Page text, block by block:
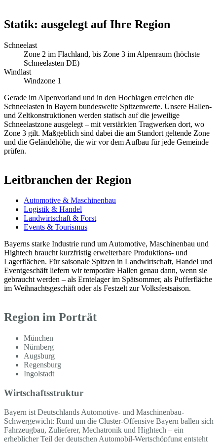
Statik: ausgelegt auf Ihre Region
Schneelast
Zone 2 im Flachland, bis Zone 3 im Alpenraum (höchste
Schneelasten DE)
Windlast
Windzone 1
Gerade im Alpenvorland und in den Hochlagen erreichen die
Schneelasten in Bayern bundesweite Spitzenwerte. Unsere Hallen-
und Zeltkonstruktionen werden statisch auf die jeweilige
Schneelastzone ausgelegt – mit verstärkten Tragwerken dort, wo
Zone 3 gilt. Maßgeblich sind dabei die am Standort geltende Zone
und die Geländehöhe, die wir vor dem Aufbau für jede Gemeinde
prüfen.
Leitbranchen der Region
Automotive & Maschinenbau
Logistik & Handel
Landwirtschaft & Forst
Events & Tourismus
Bayerns starke Industrie rund um Automotive, Maschinenbau und
Hightech braucht kurzfristig erweiterbare Produktions- und
Lagerflächen. Für saisonale Spitzen in Landwirtschaft, Handel und
Eventgeschäft liefern wir temporäre Hallen genau dann, wenn sie
gebraucht werden – als Erntelager im Spätsommer, als Pufferfläche
im Weihnachtsgeschäft oder als Festzelt zur Volksfestsaison.
Region im Porträt
München
Nürnberg
Augsburg
Regensburg
Ingolstadt
Wirtschaftsstruktur
Bayern ist Deutschlands Automotive- und Maschinenbau-
Schwergewicht: Rund um die Cluster-Offensive Bayern ballen sich
Fahrzeugbau, Zulieferer, Mechatronik und Hightech – ein
erheblicher Teil der deutschen Automobil-Wertschöpfung entsteht